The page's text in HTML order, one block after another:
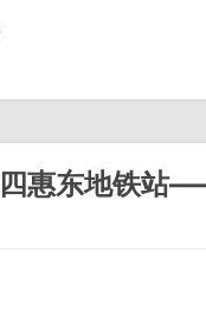
惠东地铁站